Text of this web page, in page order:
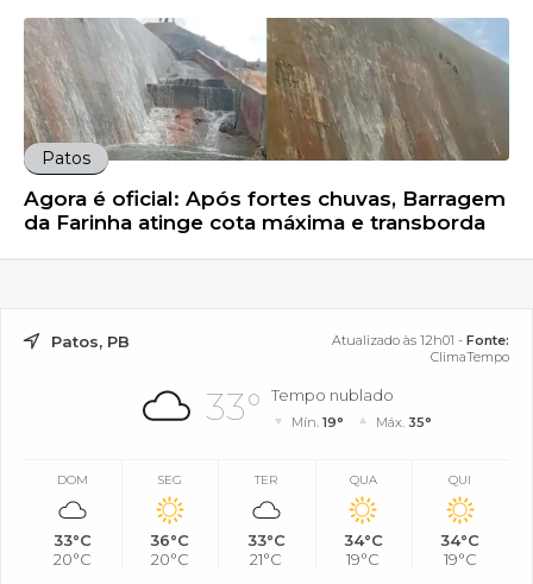
Patos
Agora é oficial: Após fortes chuvas, Barragem
da Farinha atinge cota máxima e transborda
Patos, PB Atualizado às 12h01 - Fonte:
ClimaTempo
33° Tempo nublado
Mín.19° Máx. 35°
DOM
33°C
20°C
SEG
36°C
20°C
TER
33°C
21°C
QUA
34°C
19°C
QUI
34°C
19°C